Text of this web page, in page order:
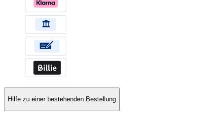
Hilfe zu einer bestehenden Bestellung